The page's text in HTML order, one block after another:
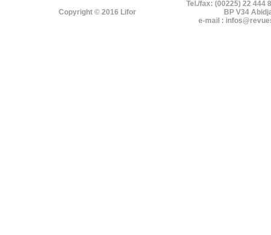
Copyright © 2016 Lifor
Tel./fax: (00225) 22 444
BP V34
e-mail :